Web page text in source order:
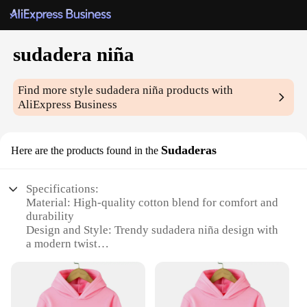
sudadera niña
Find more stylesudadera niña products with
AliExpress Business
Here are the products found in the Sudaderas
Specifications:
Material: High-quality cotton blend for comfort and
durability
Design and Style: Trendy sudadera niña design with
a modern twist
layering in cooler weather
Performance and Property: Breathable fabric that
keeps kids warm without overheating